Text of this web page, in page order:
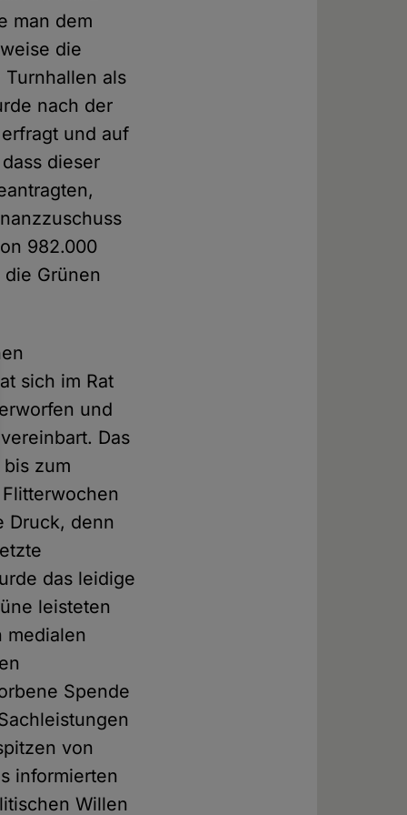
man dem
die
als
nach der
und auf
dieser
982.000
Grünen
sich im Rat
und
Das
zum
Druck, denn
das leidige
leisteten
medialen
Spende
von
informierten
Willen